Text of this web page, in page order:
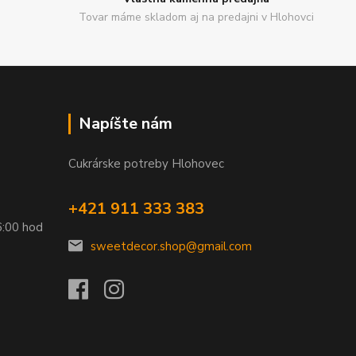
Tovar máme skladom aj na predajni v Hlohovci
hod
Napíšte nám
Cukrárske potreby Hlohovec
+421 911 333 383
sweetdecor.shop@gmail.com